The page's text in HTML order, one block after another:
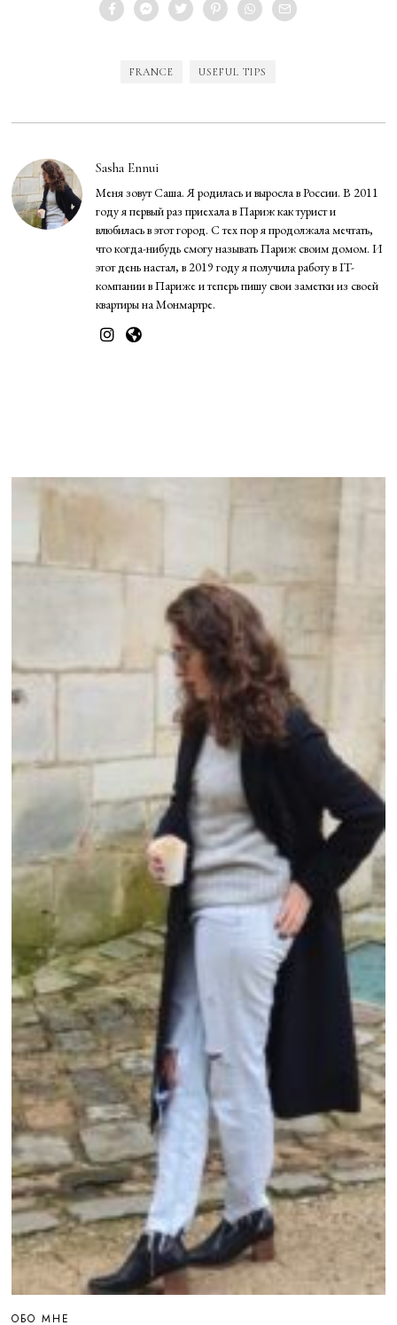
FRANCE USEFUL TIPS
Sasha Ennui
Меня зовут Саша. Я родилась и выросла в России. В 2011
году я первый раз приехала в Париж как турист и
влюбилась в этот город. С тех пор я продолжала мечтать,
что когда-нибудь смогу называть Париж своим домом. И
этот день настал, в 2019 году я получила работу в IT-
компании в Париже и теперь пишу свои заметки из своей
квартиры на Монмартре.
ОБО МНЕ